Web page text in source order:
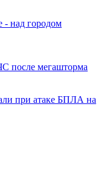
над городом
после мегашторма
при атаке БПЛА на